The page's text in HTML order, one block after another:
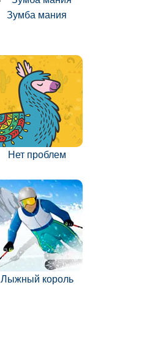
Зумба мания
Нет проблем
Лыжный король